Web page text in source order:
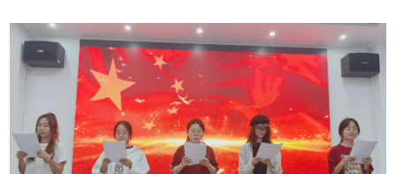
团仪式的重要意义，并郑重宣读了新团员名单。接下来，我院团委负责老师和党
员代表为新团员佩戴团徽徽章，并颁发团员证。面对鲜...